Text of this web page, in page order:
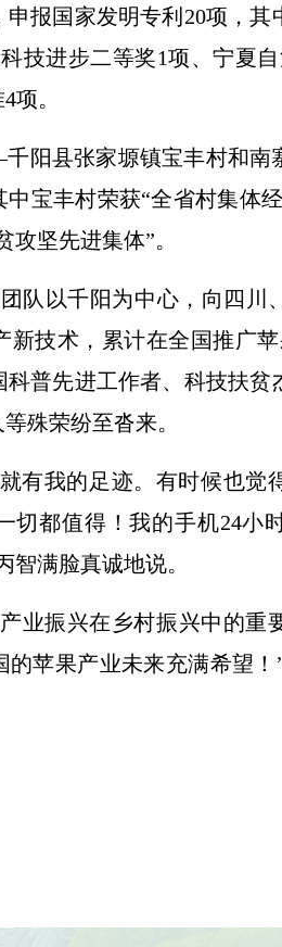
报国家发明专利20项，其
技进步二等奖1项、宁夏
项。
阳县张家塬镇宝丰村和南
宝丰村荣获“全省村集体
坚先进集体”。
队以千阳为中心，向四川
技术，累计在全国推广
普先进工作者、科技扶贫
殊荣纷至沓来。
有我的足迹。有时候也觉
切都值得！我的手机24小
智满脸真诚地说。
业振兴在乡村振兴中的重
苹果产业未来充满希望